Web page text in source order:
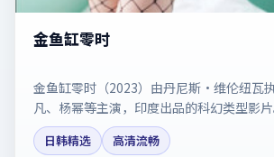
金鱼缸零时
金鱼缸零时（2023）由丹尼斯·维伦纽瓦
凡、杨幂等主演，印度出品的科幻类型影
念保持到最后一刻。剧情简介与主创信息可
映日期以片方资料为准。
日韩精选
高清流畅